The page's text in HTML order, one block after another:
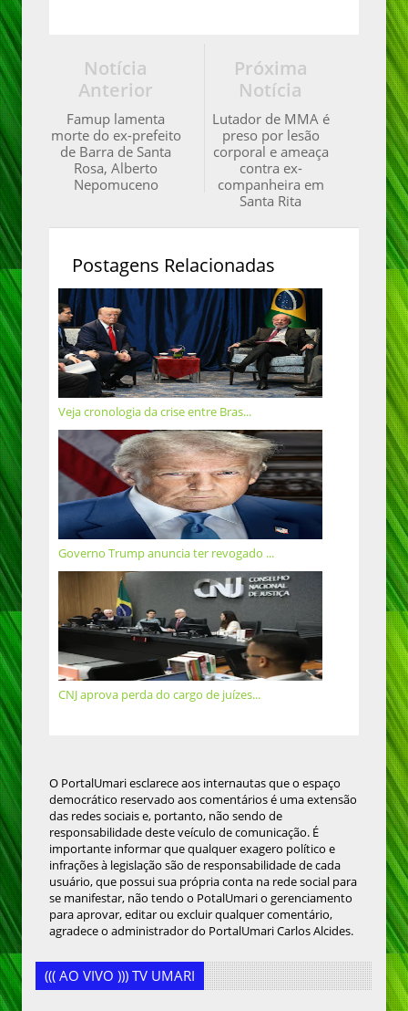
Próxima
Notícia
Lutador de MMA é
preso por lesão
corporal e ameaça
contra ex-
companheira em
Santa Rita
Notícia
Anterior
Famup lamenta
morte do ex-prefeito
de Barra de Santa
Rosa, Alberto
Nepomuceno
Postagens Relacionadas
Veja cronologia da crise entre Bras...
Governo Trump anuncia ter revogado ...
CNJ aprova perda do cargo de juízes...
O PortalUmari esclarece aos internautas que o espaço
democrático reservado aos comentários é uma extensão
das redes sociais e, portanto, não sendo de
responsabilidade deste veículo de comunicação. É
importante informar que qualquer exagero político e
infrações à legislação são de responsabilidade de cada
usuário, que possui sua própria conta na rede social para
se manifestar, não tendo o PotalUmari o gerenciamento
para aprovar, editar ou excluir qualquer comentário,
agradece o administrador do PortalUmari Carlos Alcides.
((( AO VIVO ))) TV UMARI